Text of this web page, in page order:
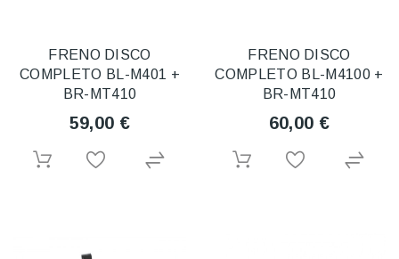
FRENO DISCO
COMPLETO BL-M401 +
BR-MT410
59,00 €
FRENO DISCO
COMPLETO BL-M4100 +
BR-MT410
60,00 €